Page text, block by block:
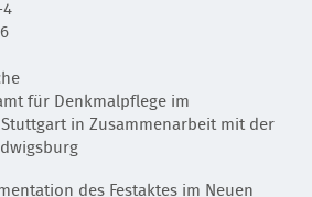
4
für Denkmalpflege im
in Zusammenarbeit mit der
des Festaktes im Neuen